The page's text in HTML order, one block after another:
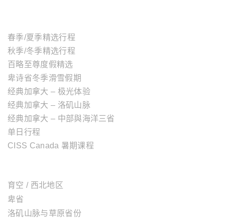
春季/夏季精选行程
秋季/冬季精选行程
百略至尊度假精选
卑诗省冬季滑雪假期
经典加拿大 – 极光体验
经典加拿大 – 洛矶山脉
经典加拿大 – 中部與海洋三省
单日行程
CISS Canada 暑期课程
育空 / 西北地区
卑省
洛矶山脉与草原省份